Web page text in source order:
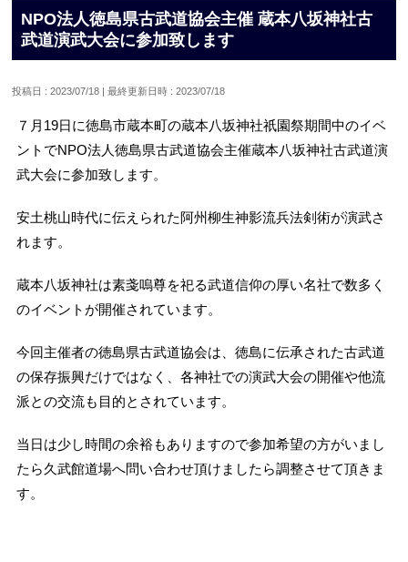
NPO法人徳島県古武道協会主催 蔵本八坂神社古
武道演武大会に参加致します
投稿日 : 2023/07/18 最終更新日時 : 2023/07/18
７月19日に徳島市蔵本町の蔵本八坂神社祇園祭期間中のイベ
ントでNPO法人徳島県古武道協会主催蔵本八坂神社古武道演
武大会に参加致します。
安土桃山時代に伝えられた阿州柳生神影流兵法剣術が演武さ
れます。
蔵本八坂神社は素戔嗚尊を祀る武道信仰の厚い名社で数多く
のイベントが開催されています。
今回主催者の徳島県古武道協会は、徳島に伝承された古武道
の保存振興だけではなく、各神社での演武大会の開催や他流
派との交流も目的とされています。
当日は少し時間の余裕もありますので参加希望の方がいまし
たら久武館道場へ問い合わせ頂けましたら調整させて頂きま
す。